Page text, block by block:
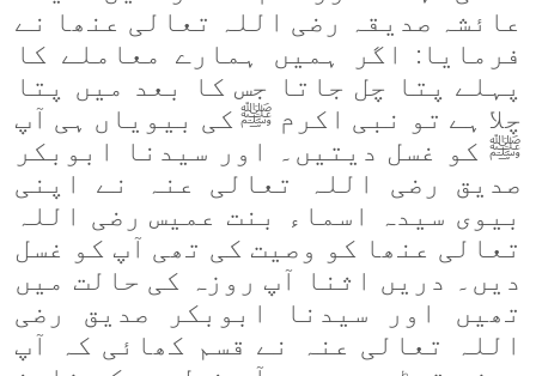
عائشہ صدیقہ رضی اللہ تعالی عنھا نے
فرمایا: اگر ہمیں ہمارے معاملے کا
پہلے پتا چل جاتا جس کا بعد میں پتا
چلا ہے تو نبی اکرم ﷺ کی بیویاں ہی آپ
ﷺ کو غسل دیتیں۔ اور سیدنا ابوبکر
صدیق رضی اللہ تعالی عنہ نے اپنی
بیوی سیدہ اسماء بنت عمیس رضی اللہ
تعالی عنھا کو وصیت کی تھی آپ کو غسل
دیں۔ دریں اثنا آپ روزہ کی حالت میں
تھیں اور سیدنا ابوبکر صدیق رضی
اللہ تعالی عنہ نے قسم کھائی کہ آپ